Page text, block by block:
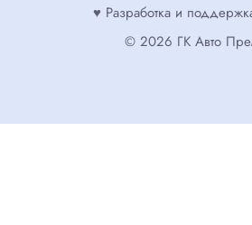
© 2026 ГК Авто
♥ Разработка и